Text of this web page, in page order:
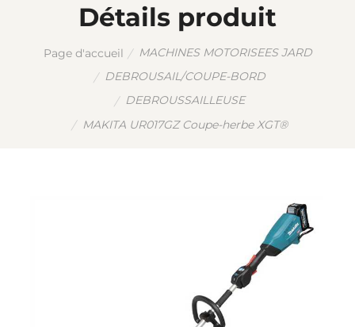
Détails produit
Page d'accueil
MACHINES MOTORISEES JARD
DEBROUSAIL/COUPE-BORD
DEBROUSSAILLEUSE
MAKITA UR017GZ Coupe-herbe XGT®